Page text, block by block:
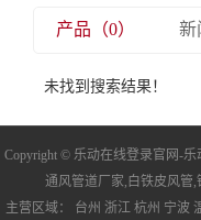
产品（0） 新
未找到搜索结果！
Copyright © 乐动在线登录官网-乐
通风管道厂家, 白铁皮风管,
主营区域： 台州 浙江 杭州 宁波